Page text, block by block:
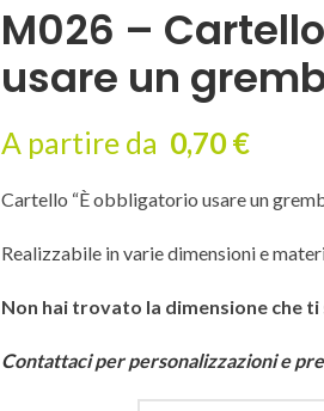
M026 –
usare un
A partire da 0,70€
Cartello “È obbligatorio usare un
Realizzabile in varie dimensioni e
Non hai trovato la dimensione che ti
Contattaci per personalizzazioni e